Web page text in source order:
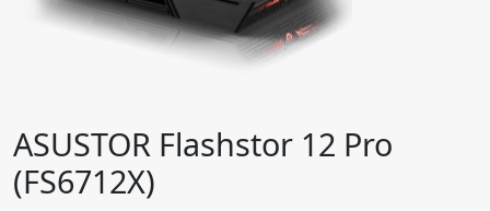
ASUSTOR Flashstor 12 Pro
(FS6712X)